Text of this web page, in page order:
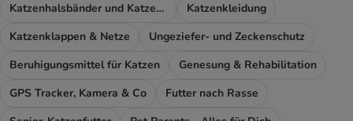
Katzenhalsbänder und Katzengeschirr
Katzenkleidung
Katzenklappen & Netze
Ungeziefer- und Zeckenschutz
Beruhigungsmittel für Katzen
Genesung & Rehabilitation
GPS Tracker, Kamera & Co
Futter nach Rasse